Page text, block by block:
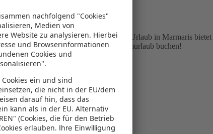
Märkten und Bootsausflügen. Ein Urlaub in Marmaris bietet
verzaubern. Jetzt Ihren Traumurlaub buchen!